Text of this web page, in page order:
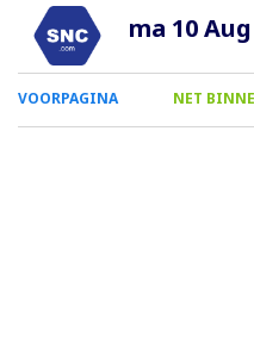
ma 10
0
Smartphone
VOORPAGINA NET